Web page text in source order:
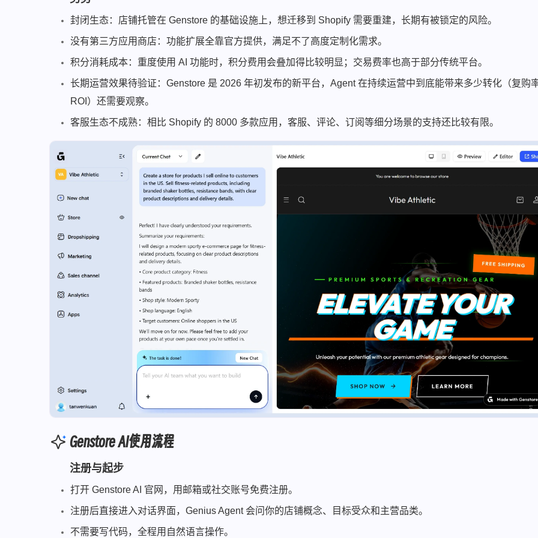
封闭生态：店铺托管在 Genstore 的基础设施上，想迁移到 Shopify 需要重建，长期有被锁定的风险。
没有第三方应用商店：功能扩展全靠官方提供，满足不了高度定制化需求。
积分消耗成本：重度使用 AI 功能时，积分费用会叠加得比较明显；交易费率也高于部分传统平台。
长期运营效果待验证：Genstore 是 2026 年初发布的新平台，Agent 在持续运营中到底能带来多少转化（复购
ROI）还需要观察。
客服生态不成熟：相比 Shopify 的 8000 多款应用，客服、评论、订阅等细分场景的支持还比较有限。
Genstore AI使用流程
注册与起步
打开 Genstore AI 官网，用邮箱或社交账号免费注册。
注册后直接进入对话界面，Genius Agent 会问你的店铺概念、目标受众和主营品类。
不需要写代码，全程用自然语言操作。